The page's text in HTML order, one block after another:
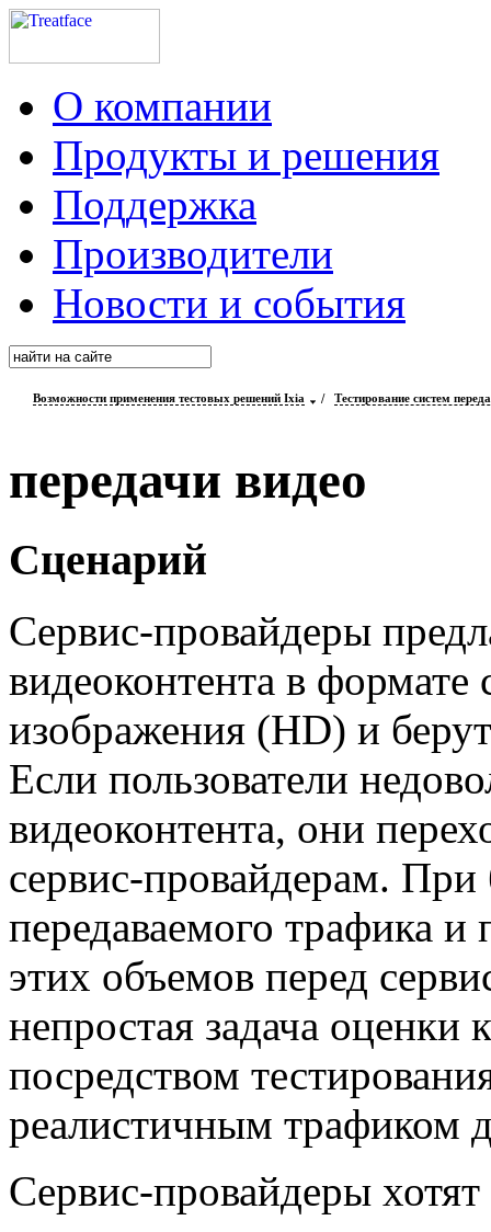
О компании
Продукты и решения
Поддержка
Производители
Новости и события
Возможности применения тестовых решений Ixia / Тестирование систем
передачи видео
Сценарий
Сервис-провайдеры
видеоконтента в формате
изображения (HD) и
Если пользователи
видеоконтента, они
сервис-провайдерам. При
передаваемого трафика и
этих объемов перед
непростая задача оценки
посредством
реалистичным трафиком
Сервис-провайдеры